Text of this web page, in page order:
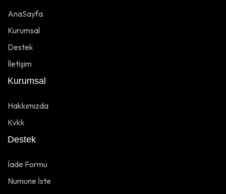
AnaSayfa
Kurumsal
Destek
İletişim
Kurumsal
Hakkımızda
Kvkk
Destek
İade Formu
Numune İste